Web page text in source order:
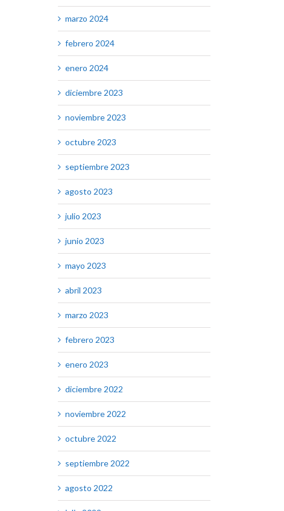
marzo 2024
febrero 2024
enero 2024
diciembre 2023
noviembre 2023
octubre 2023
septiembre 2023
agosto 2023
julio 2023
junio 2023
mayo 2023
abril 2023
marzo 2023
febrero 2023
enero 2023
diciembre 2022
noviembre 2022
octubre 2022
septiembre 2022
agosto 2022